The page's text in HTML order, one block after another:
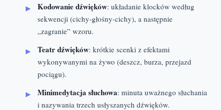
Kodowanie dźwięków: układanie klocków według
sekwencji (cichy-głośny-cichy), a następnie
„zagranie” wzoru.
Teatr dźwięków: krótkie scenki z efektami
wykonywanymi na żywo (deszcz, burza, przejazd
pociągu).
Minimedytacja słuchowa: minuta uważnego słuchania
i nazywania trzech usłyszanych dźwięków.